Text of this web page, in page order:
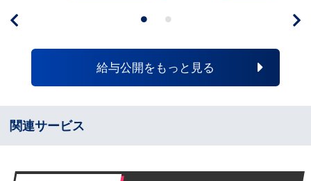
取っていい食事をします！ と
りあえず年内に引越ししたい
資金作りの為に頑張ってま
す。
給与公開をもっと見る
関連サービス